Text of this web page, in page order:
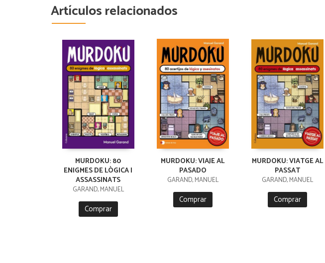
Artículos relacionados
MURDOKU: 80
ENIGMES DE LÒGICA I
ASSASSINATS
GARAND, MANUEL
Comprar
MURDOKU: VIAJE AL
PASADO
GARAND, MANUEL
Comprar
MURDOKU: VIATGE AL
PASSAT
GARAND, MANUEL
Comprar